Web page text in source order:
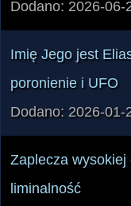
Dodano: 2026-06-
Imię Jego jest
poronienie i UFO
Dodano: 2026-01-
Zaplecza
liminalność